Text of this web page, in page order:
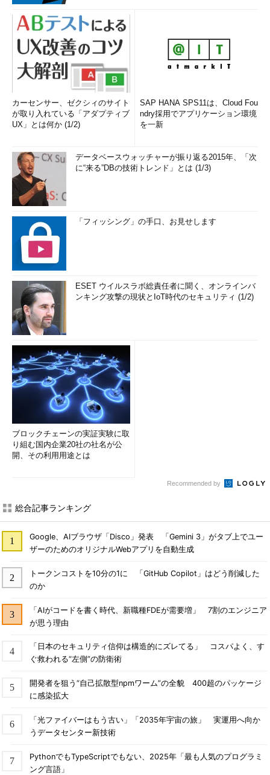
カーセンサー、ゼクシィのサイト
が取り入れている「アダプティブ
UX」とは何か (1/2)
SAP HANA SPS11は、Cloud Fou
ndry採用でアプリケーション環境
を一新
データベースウォッチャーが振り返る2015年、「次
に“来る”DBの技術トレンド」とは (1/3)
「フィッシング」の手口、お見せします
ESET ウイルスラボ総責任者に聞く、オンラインバ
ンキング攻撃の現状とIoT時代のセキュリティ (1/2)
ブロックチェーンの実証実験に取
り組む国内企業20社の社名が公
開、その利用用途とは
Recommended by
総合記事ランキング
Google、AIブラウザ「Disco」発表 「Gemini 3」がタブ上でユー
ザーのためのオリジナルWebアプリを自動生成
トークンコストを10分の1に 「GitHub Copilot」はどう削減した
のか
「AIがコードを書く時代、新職種FDEが需要増」 7割のエンジニア
が思う理由
「日本のセキュリティ信仰は構造的にズレてる」 コスパよく、す
ぐ救われる“左側”の防衛術
開発者を狙う“自己拡散型npmワーム”の全貌 400超のパッケージ
に感染拡大
「光ファイバーはもう古い」「2035年宇宙の旅」 実運用へ向か
うデータセンター新技術
PythonでもTypeScriptでもない、2025年「最も人気のプログラミ
ング言語」